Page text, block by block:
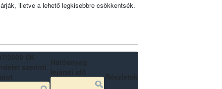
illetve a lehető legkisebbre csökkentsék.